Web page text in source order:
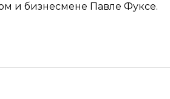
и бизнесмене Павле Фуксе.